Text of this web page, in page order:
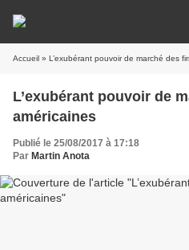
Accueil » L’exubérant pouvoir de marché des
L’exubérant pouvoir de
américaines
Publié le 25/08/2017 à 17:18
Par Martin Anota